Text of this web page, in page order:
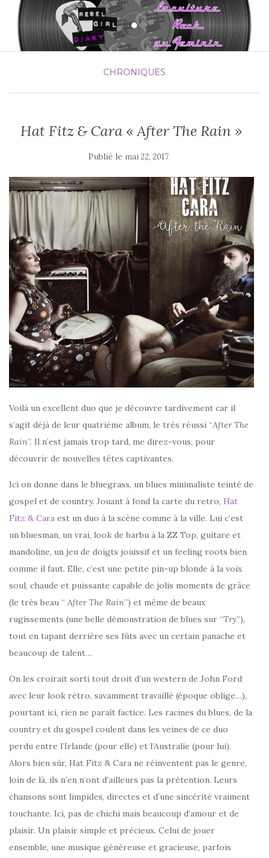
CHRONIQUES
Hat Fitz & Cara « After The Rain »
Publié le mai 22, 2017
Voilà un excellent duo que je découvre tardivement car il
s’agit déjà de leur quatrième album, le très réussi “After The
Rain”. Il n’est jamais trop tard, me direz-vous, pour
découvrir de nouvelles têtes captivantes.
Ici on donne dans le bluegrass, un blues minimaliste teinté de
gospel et de country. Jouant à fond la carte du retro, Hat
Fitz & Cara est un duo à la scène comme à la ville. Lui c’est
un bluesman, un vrai, look de barbu à la ZZ Top, guitare et
mandoline, un jeu de doigts jouissif et un feeling roots bien
comme il faut. Elle, c’est une petite pin-up blonde à la voix
soul, chaude et puissante capable de jolis moments de grâce
(le très beau “ After The Rain”) et même de beaux
rugissements (une belle démonstration de blues sur “Try”),
tout en tapant derrière ses fûts avec un certain panache et
beaucoup de talent…
On les croirait sorti tout droit d’un western de John Ford
avec leur look rétro, savamment travaillé (époque oblige…),
pourtant ici, rien ne paraît factice. Les racines du blues, de la
country et du gospel coulent dans les veines de ce duo
perdu entre l’Irlande (pour elle) et l’Australie (pour lui).
Alors bien sûr, Hat Fitz & Cara ne réinventent pas le genre,
loin de là, ils n’en n’ont d’ailleurs pas la prétention. Leurs
chansons sont limpides, directes et d’une sincérité vraiment
touchante. Ici, pas de chichi mais beaucoup d’amour et de
plaisir. Un plaisir simple et précieux. Celui de jouer
ensemble, une musique généreuse et gracieuse, parfois